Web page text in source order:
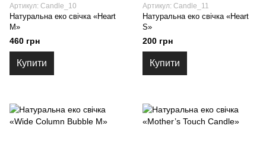
Артикул: Candle_10
Натуральна еко свічка «Heart
M»
460 грн
Купити
Артикул: Candle_11
Натуральна еко свічка «Heart
S»
200 грн
Купити